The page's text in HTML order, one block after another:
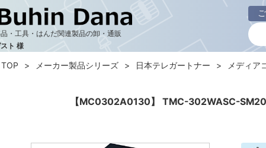
・工具・はんだ関連製品の卸・通販
ト 様
【MC0302A0130】 TMC-302WASC-
TOP メーカー製品シリーズ 日本テレガートナー メディア